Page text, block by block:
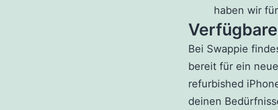
haben wir
Bei Swappie
bereit für ein
refurbished
deinen